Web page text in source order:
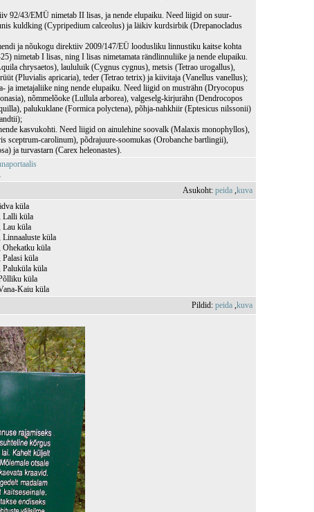
92/43/EMÜ nimetab II lisas, ja nende elupaiku. Need liigid on suur-
kuldking (Cypripedium calceolus) ja läikiv kurdsirbik (Drepanocladus
ja nõukogu direktiiv 2009/147/EÜ loodusliku linnustiku kaitse kohta
nimetab I lisas, ning I lisas nimetamata rändlinnuliike ja nende elupaiku.
chrysaetos), laululuik (Cygnus cygnus), metsis (Tetrao urogallus),
(Pluvialis apricaria), teder (Tetrao tetrix) ja kiivitaja (Vanellus vanellus);
ja imetajaliike ning nende elupaiku. Need liigid on musträhn (Dryocopus
nõmmelõoke (Lullula arborea), valgeselg‑kirjurähn (Dendrocopos
palukuklane (Formica polyctena), põhja-nahkhiir (Eptesicus nilssonii)
kasvukohti. Need liigid on ainulehine soovalk (Malaxis monophyllos),
sceptrum-carolinum), põdrajuure‑soomukas (Orobanche bartlingii),
ja turvastarn (Carex heleonastes).
Asukoht:peida ,kuva
küla
Lalli küla
Lau küla
Linnaaluste küla
Ohekatku küla
Palasi küla
Paluküla küla
küla
Kaiu küla
Pildid:peida ,kuva